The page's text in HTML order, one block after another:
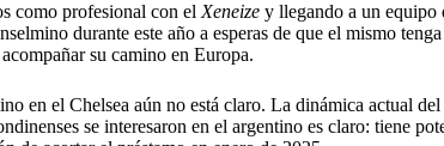
como profesional con elXeneize y llegando a un equipo
durante este año a esperas de que el mismo
su camino en Europa.
en el Chelsea aún no está claro. La dinámica actual
se interesaron en el argentino es claro: tiene